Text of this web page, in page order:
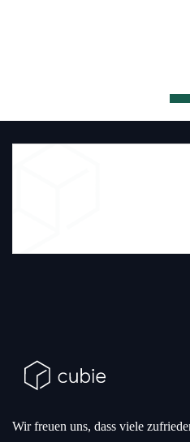
Wir freuen uns, dass viele